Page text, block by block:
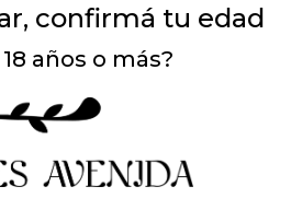
Precio: $ 139.000
Cantidad:
confirmá tu edad
años o más?